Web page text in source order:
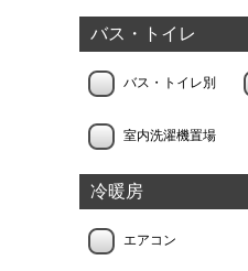
バス・トイレ
バス・トイレ別
室内洗濯機置場
冷暖房
エアコン